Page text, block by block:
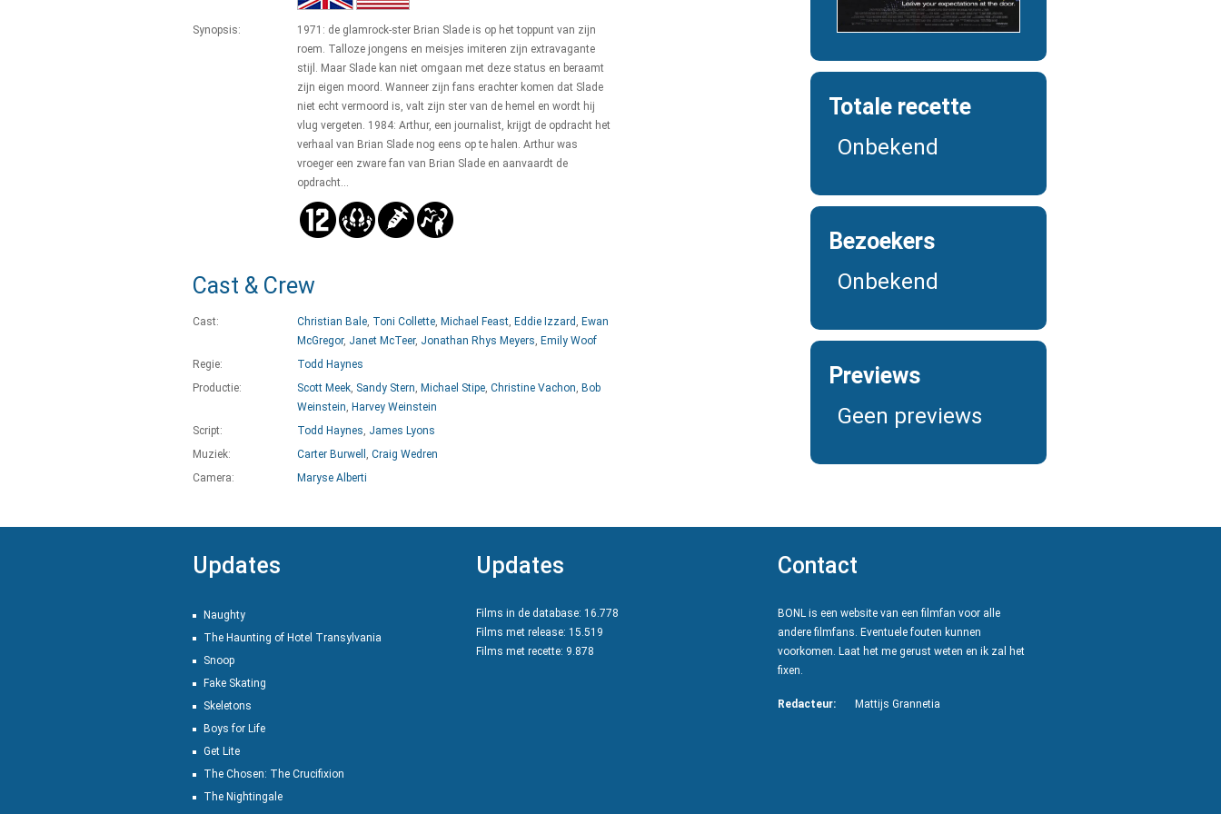
Synopsis:
1971: de glamrock-ster Brian Slade is op het toppunt van zijn
roem. Talloze jongens en meisjes imiteren zijn extravagante
stijl. Maar Slade kan niet omgaan met deze status en beraamt
zijn eigen moord. Wanneer zijn fans erachter komen dat Slade
niet echt vermoord is, valt zijn ster van de hemel en wordt hij
vlug vergeten. 1984: Arthur, een journalist, krijgt de opdracht het
verhaal van Brian Slade nog eens op te halen. Arthur was
vroeger een zware fan van Brian Slade en aanvaardt de
opdracht...
Cast & Crew
Cast: Christian Bale, Toni Collette, Michael Feast, Eddie Izzard , Ewan
McGregor, Janet McTeer, Jonathan Rhys Meyers, Emily Woof
Regie:
Todd Haynes
Productie:
Scott Meek, Sandy Stern, Michael Stipe, Christine Vachon, Bob
Weinstein, Harvey Weinstein
Script:
Todd Haynes, James Lyons
Muziek:
Carter Burwell , Craig Wedren
Camera:
Maryse Alberti
Totale recette
Onbekend
Bezoekers
Onbekend
Previews
Geen previews
Updates
Naughty
The Haunting of Hotel Transylvania
Snoop
Fake Skating
Skeletons
Boys for Life
Get Lite
The Chosen: The Crucifixion
The Nightingale
Updates
Films in de database: 16.778
Films met release: 15.519
Films met recette: 9.878
Contact
BONL is een website van een filmfan voor alle
andere filmfans. Eventuele fouten kunnen
voorkomen. Laat het me gerust weten en ik zal het
fixen.
Redacteur: Mattijs Grannetia